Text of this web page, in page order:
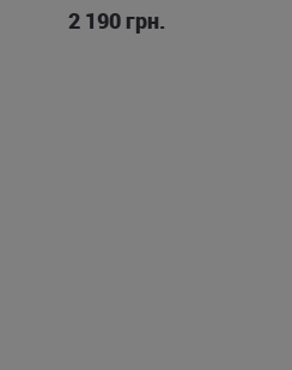
2 190 грн.